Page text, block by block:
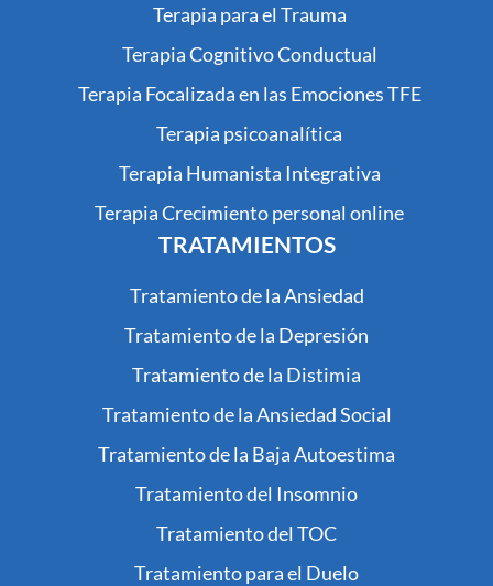
Terapia para el Trauma
Terapia Cognitivo Conductual
Terapia Focalizada en las Emociones TFE
Terapia psicoanalítica
Terapia Humanista Integrativa
Terapia Crecimiento personal online
TRATAMIENTOS
Tratamiento de la Ansiedad
Tratamiento de la Depresión
Tratamiento de la Distimia
Tratamiento de la Ansiedad Social
Tratamiento de la Baja Autoestima
Tratamiento del Insomnio
Tratamiento del TOC
Tratamiento para el Duelo